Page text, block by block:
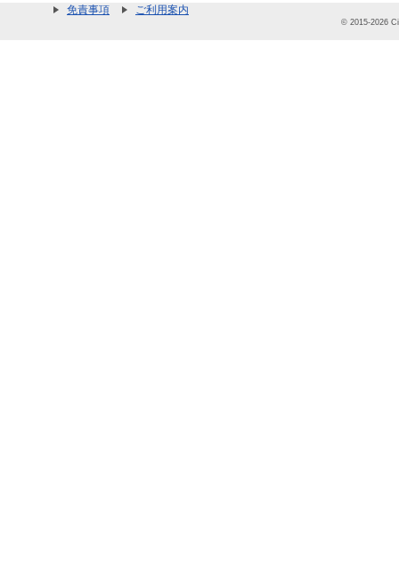
免責事項 ご利用案内
© 2015-2026